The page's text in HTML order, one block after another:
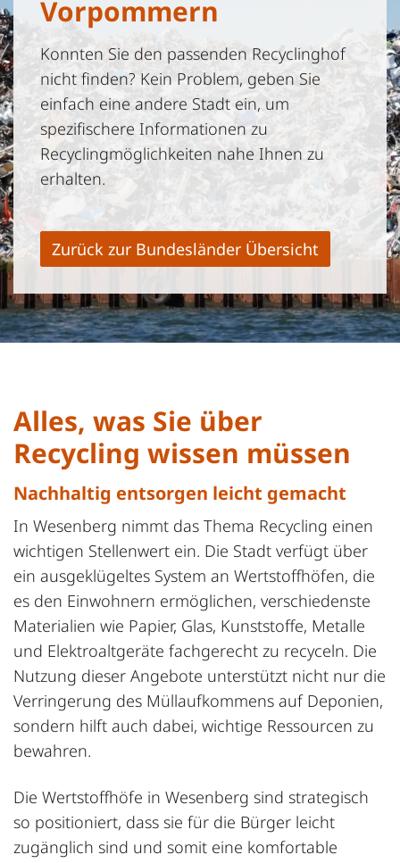
Vorpommern
Konnten Sie den passenden Recyclinghof
nicht finden? Kein Problem, geben Sie
einfach eine andere Stadt ein, um
spezifischere Informationen zu
Recyclingmöglichkeiten nahe Ihnen zu
erhalten.
Zurück zur Bundesländer Übersicht
Alles, was Sie über
Recycling wissen müssen
Nachhaltig entsorgen leicht gemacht
In Wesenberg nimmt das Thema Recycling einen
wichtigen Stellenwert ein. Die Stadt verfügt über
ein ausgeklügeltes System an Wertstoffhöfen, die
es den Einwohnern ermöglichen, verschiedenste
Materialien wie Papier, Glas, Kunststoffe, Metalle
und Elektroaltgeräte fachgerecht zu recyceln. Die
Nutzung dieser Angebote unterstützt nicht nur die
Verringerung des Müllaufkommens auf Deponien,
sondern hilft auch dabei, wichtige Ressourcen zu
bewahren.
Die Wertstoffhöfe in Wesenberg sind strategisch
so positioniert, dass sie für die Bürger leicht
zugänglich sind und somit eine komfortable